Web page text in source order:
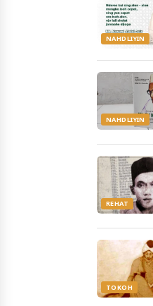
NAHDLIYIN
NAHDLIYIN
REHAT
TOKOH